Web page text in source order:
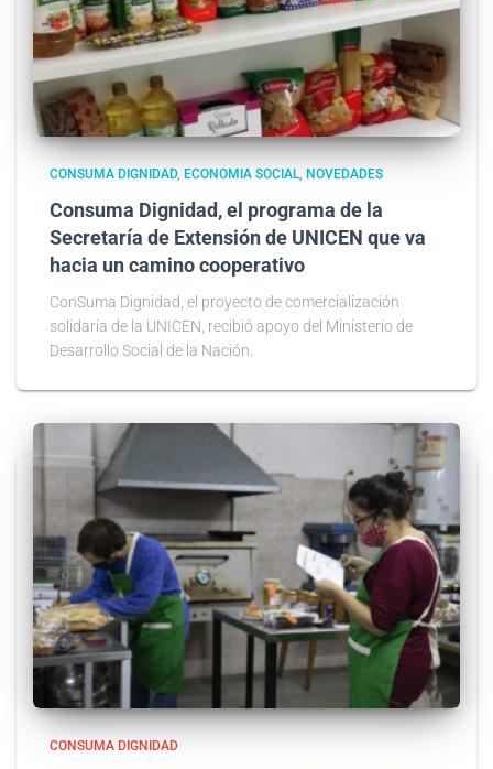
CONSUMA DIGNIDAD ECONOMIA SOCIAL NOVEDADES
Consuma Dignidad, el programa de la
Secretaría de Extensión de UNICEN que va
hacia un camino cooperativo
ConSuma Dignidad, el proyecto de comercialización
solidaria de la UNICEN, recibió apoyo del Ministerio de
Desarrollo Social de la Nación.
CONSUMA DIGNIDAD